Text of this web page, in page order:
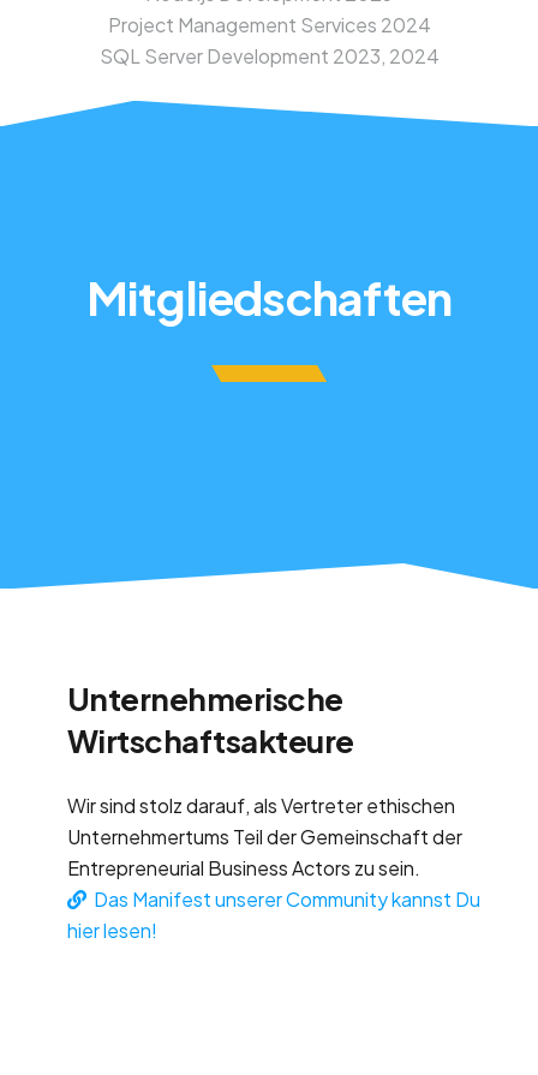
Project Management Services 2024
SQL Server Development 2023, 2024
Mitgliedschaften
Unternehmerische
Wirtschaftsakteure
Wir sind stolz darauf, als Vertreter ethischen
Unternehmertums Teil der Gemeinschaft der
Entrepreneurial Business Actors zu sein.
Das Manifest unserer Community kannst Du
hier lesen!